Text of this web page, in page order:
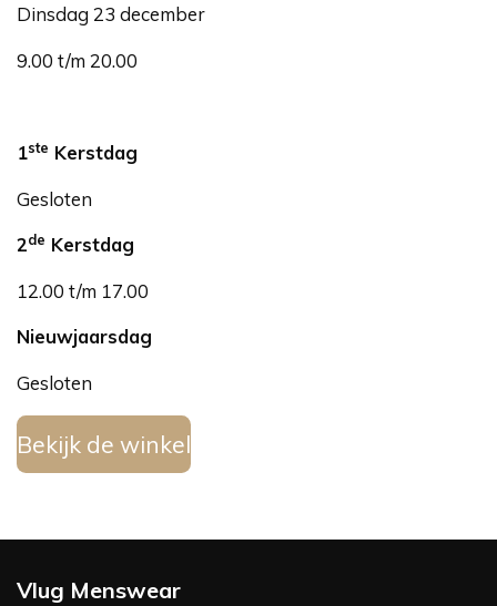
Dinsdag 23 december
9.00 t/m 20.00
1ste Kerstdag
Gesloten
2de Kerstdag
12.00 t/m 17.00
Nieuwjaarsdag
Gesloten
Bekijk de winkel
Vlug Menswear